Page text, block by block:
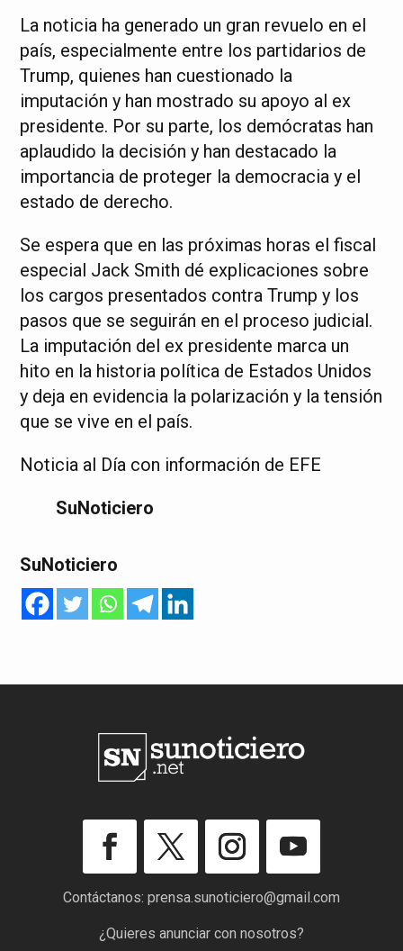
La noticia ha generado un gran revuelo en el
país, especialmente entre los partidarios de
Trump, quienes han cuestionado la
imputación y han mostrado su apoyo al ex
presidente. Por su parte, los demócratas han
aplaudido la decisión y han destacado la
importancia de proteger la democracia y el
estado de derecho.
Se espera que en las próximas horas el fiscal
especial Jack Smith dé explicaciones sobre
los cargos presentados contra Trump y los
pasos que se seguirán en el proceso judicial.
La imputación del ex presidente marca un
hito en la historia política de Estados Unidos
y deja en evidencia la polarización y la tensión
que se vive en el país.
Noticia al Día con información de EFE
SuNoticiero
SuNoticiero
Contáctanos: prensa.sunoticiero@gmail.com
¿Quieres anunciar con nosotros?